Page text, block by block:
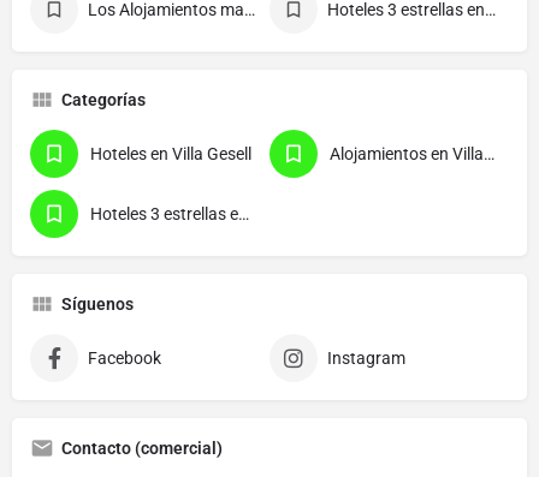
Los Alojamientos mas reservados. Hoteles 3 estrellas en Villa Gesell.
Categorías
Hoteles en Villa Gesell Alojamientos en Villa Gesell
Hoteles 3 estrellas en Villa Gesell
Síguenos
Facebook Instagram
Contacto (comercial)